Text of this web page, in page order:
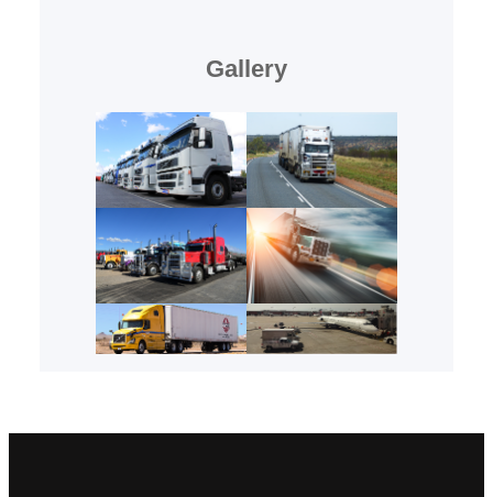
Gallery